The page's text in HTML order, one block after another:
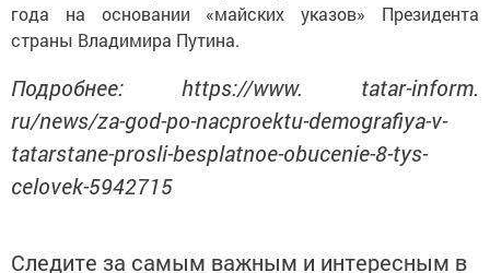
года на основании «майских указов» Президента
страны Владимира Путина.
Подробнее: https://www. tatar-inform.
ru/news/za-god-po-nacproektu-demografiya-v-
tatarstane-prosli-besplatnoe-obucenie-8-tys-
celovek-5942715
Следите за самым важным и интересным в